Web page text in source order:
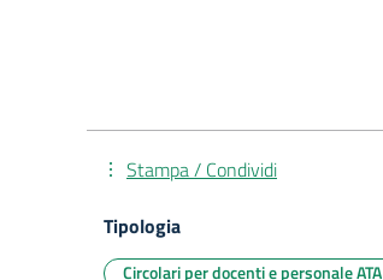
Stampa / Condividi
Tipologia
Circolari per docenti e personale ATA